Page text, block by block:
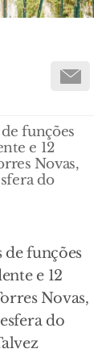
funções
e 12
Novas,
do
de funções
e 12
Novas,
do